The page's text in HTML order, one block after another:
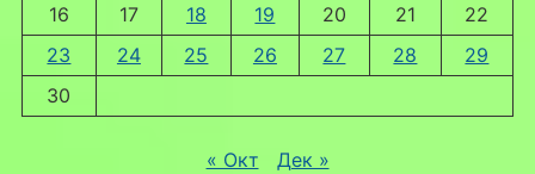
16
17 18 19 20 21
22
23
24 25 26 27 28
29
30
« Окт Дек »